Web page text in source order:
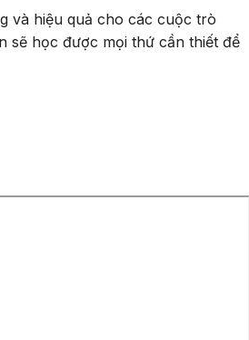
và hiệu quả cho các cuộc trò
sẽ học được mọi thứ cần thiết để